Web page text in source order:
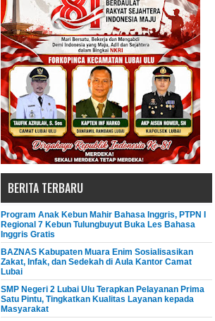
BERITA TERBARU
Program Anak Kebun Mahir Bahasa Inggris, PTPN I
Regional 7 Kebun Tulungbuyut Buka Les Bahasa
Inggris Gratis
BAZNAS Kabupaten Muara Enim Sosialisasikan
Zakat, Infak, dan Sedekah di Aula Kantor Camat
Lubai
SMP Negeri 2 Lubai Ulu Terapkan Pelayanan Prima
Satu Pintu, Tingkatkan Kualitas Layanan kepada
Masyarakat